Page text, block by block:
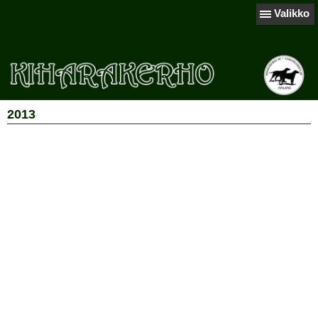
Valikko
2013